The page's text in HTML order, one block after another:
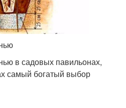
в садовых павильонах,
самый богатый выбор